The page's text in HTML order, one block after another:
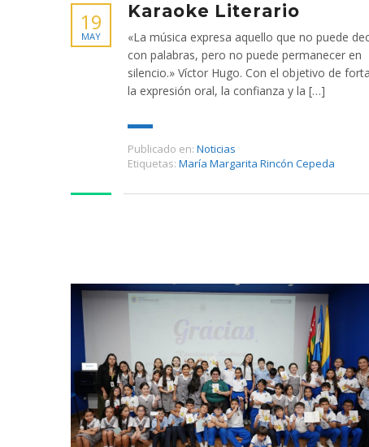
Karaoke Literario
19
MAY
«La música expresa aquello que no puede
con palabras, pero no puede permanecer en
silencio.» Víctor Hugo. Con el objetivo de
la expresión oral, la confianza y la […]
Publicado en: Noticias
Etiquetas: María Margarita Rincón Cepeda